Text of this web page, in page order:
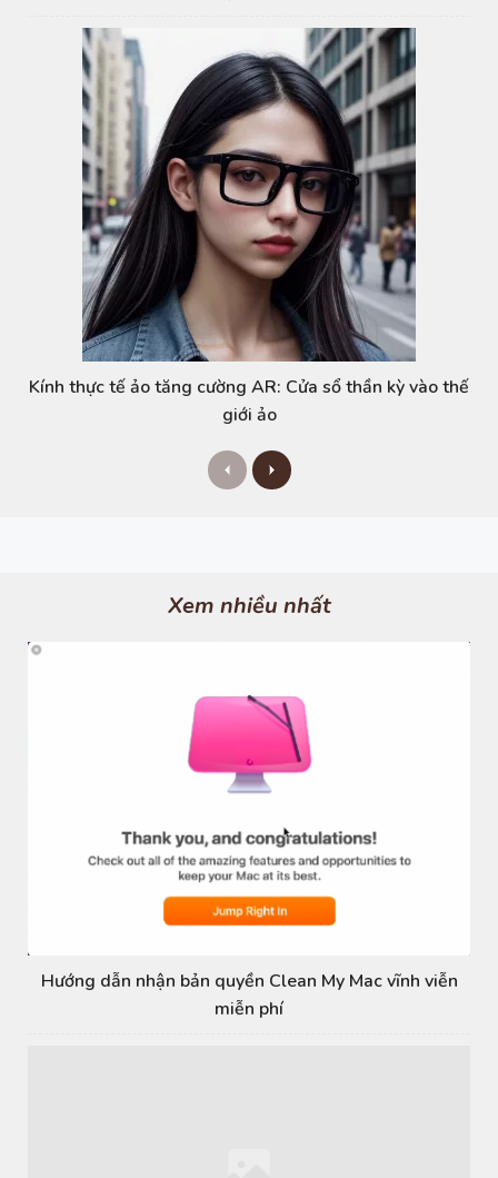
Kính thực tế ảo tăng cường AR: Cửa sổ thần kỳ vào thế
giới ảo
P
r
s
N
e
Xem nhiều nhất
Hướng dẫn nhận bản quyền Clean My Mac vĩnh viễn
miễn phí